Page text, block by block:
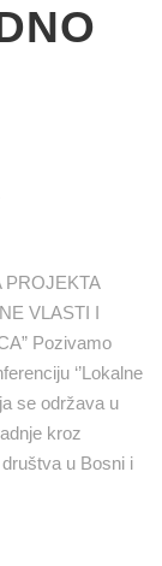
PROJEKTA
VLASTI I
Pozivamo
‘’Lokalne
se održava u
kroz
u Bosni i